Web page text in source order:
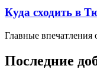
Куда сходить в
Главные
Последние